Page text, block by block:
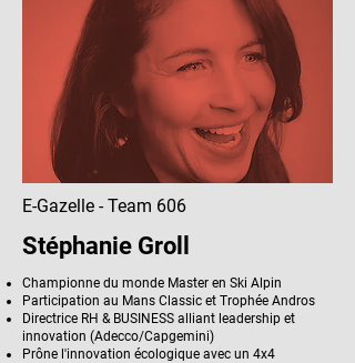
E-Gazelle - Team 606
Stéphanie Groll
Championne du monde Master en Ski Alpin
Participation au Mans Classic et Trophée Andros
Directrice RH & BUSINESS alliant leadership et
innovation (Adecco/Capgemini)
Prône l'innovation écologique avec un 4x4